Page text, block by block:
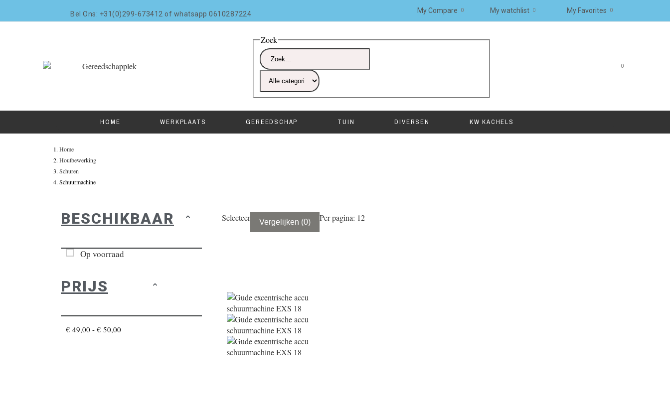
Bel Ons: +31(0)299-673412 of whatsapp 0610287224 My Compare 0 My watchlist 0 My Favorites 0
Zoek
0
HOME WERKPLAATS GEREEDSCHAP TUIN DIVERSEN KW KACHELS
Home
Houtbewerking
Schuren
Schuurmachine
BESCHIKBAAR
Op voorraad
PRIJS
€ 49,00 - € 50,00
Selecteer Vergelijken (0) Per pagina: 12